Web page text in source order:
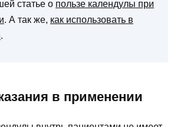
статье о пользе календулы при
. А так же, как использовать в
.
в применении